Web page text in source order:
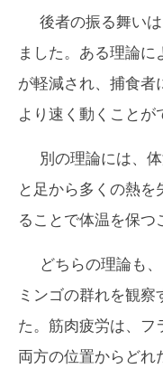
後者の振る舞い
ました。ある理論
が軽減され、捕食者
より速く動くことが
別の理論には、
と足から多くの熱
ることで体温を保つ
どちらの理論も
ミンゴの群れを観
た。筋肉疲労は、フ
両方の位置からどれ